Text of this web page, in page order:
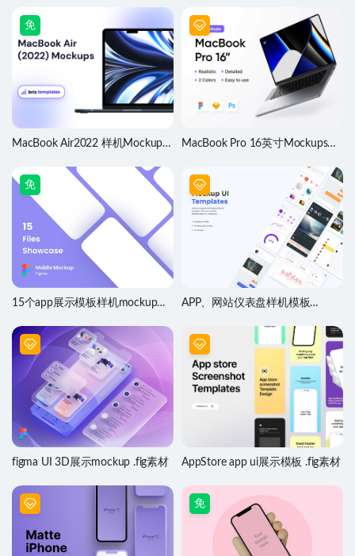
免
MacBook Air2022 样机Mockups
MacBook Pro 16英寸Mockups样
免
15个app展示模板样机mockup
APP、网站仪表盘样机模板
figma UI 3D展示mockup .fig素材 AppStore app ui展示模板 .fig素材
免